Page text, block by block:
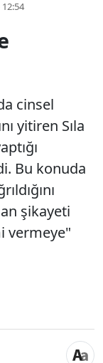
cinsel
yitiren Sıla
Bu konuda
şikayeti
vermeye"